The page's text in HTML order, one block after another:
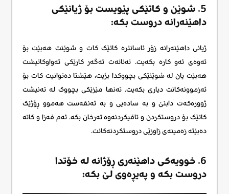
5. شوێن و کاتێکی پێویست بۆ ژیانێکی
داهێنەرانە دروست بکە:
ژیانی داهێنەرانە زۆر ئاسانترە کاتێک کات و شوێنت هەبێت بۆ
ئەوەی ئەو کارە بکەیت. تەنانەت ئەگەر کارێکی تەواوکاتیشت
هەبێت یان لە شوێنێکی بچووکدا بژیت، هێشتا دەتوانیت کات بۆ
ئەزموونەکانت دیاری بکەیت. تەنها مێزێکی بچووک لە تەنیشت
ژوورەکەت دابنێ و بە سادەیی و بە ئەنقەست هەموو ڕۆژێک
کاتێک بۆ دروستکردن و تاقیکردنەوە تەرخان بکە. ئەم فەزا و کاتە
دەبێتە زەمینەی زاوزێی دروستکردنەکانت.
6. خوویەکی داهێنەری ڕۆژانە لە خۆتدا
دروست بکە و پەیڕەوی لێ بکە: